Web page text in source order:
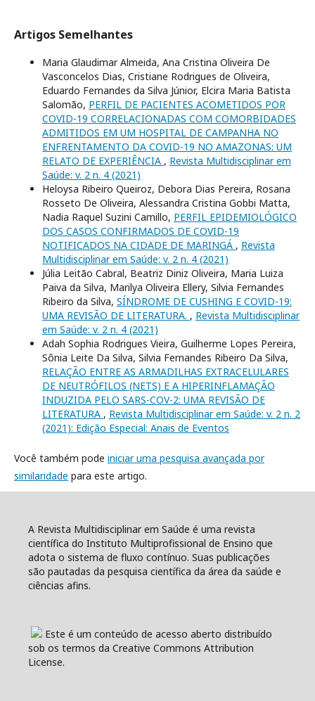
Artigos Semelhantes
Maria Glaudimar Almeida, Ana Cristina Oliveira De
Vasconcelos Dias, Cristiane Rodrigues de Oliveira,
Eduardo Fernandes da Silva Júnior, Elcira Maria Batista
Salomão, PERFIL DE PACIENTES ACOMETIDOS POR
COVID-19 CORRELACIONADAS COM COMORBIDADES
ADMITIDOS EM UM HOSPITAL DE CAMPANHA NO
ENFRENTAMENTO DA COVID-19 NO AMAZONAS: UM
RELATO DE EXPERIÊNCIA , Revista Multidisciplinar em
Saúde: v. 2 n. 4 (2021)
Heloysa Ribeiro Queiroz, Debora Dias Pereira, Rosana
Rosseto De Oliveira, Alessandra Cristina Gobbi Matta,
Nadia Raquel Suzini Camillo, PERFIL EPIDEMIOLÓGICO
DOS CASOS CONFIRMADOS DE COVID-19
NOTIFICADOS NA CIDADE DE MARINGÁ , Revista
Multidisciplinar em Saúde: v. 2 n. 4 (2021)
Júlia Leitão Cabral, Beatriz Diniz Oliveira, Maria Luiza
Paiva da Silva, Marilya Oliveira Ellery, Silvia Fernandes
Ribeiro da Silva, SÍNDROME DE CUSHING E COVID-19:
UMA REVISÃO DE LITERATURA. , Revista Multidisciplinar
em Saúde: v. 2 n. 4 (2021)
Adah Sophia Rodrigues Vieira, Guilherme Lopes Pereira,
Sônia Leite Da Silva, Silvia Fernandes Ribeiro Da Silva,
RELAÇÃO ENTRE AS ARMADILHAS EXTRACELULARES
DE NEUTRÓFILOS (NETS) E A HIPERINFLAMAÇÃO
INDUZIDA PELO SARS-COV-2: UMA REVISÃO DE
LITERATURA , Revista Multidisciplinar em Saúde: v. 2 n. 2
(2021): Edição Especial: Anais de Eventos
Você também pode iniciar uma pesquisa avançada por
similaridade para este artigo.
A Revista Multidisciplinar em Saúde é uma revista
científica do Instituto Multiprofissional de Ensino que
adota o sistema de fluxo contínuo. Suas publicações
são pautadas da pesquisa científica da área da saúde e
ciências afins.
Este é um conteúdo de acesso aberto distribuído
sob os termos da Creative Commons Attribution
License.